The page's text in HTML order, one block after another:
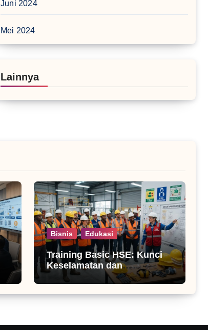
Juni 2024
Mei 2024
Lainnya
Bisnis Edukasi
Training Basic HSE: Kunci
Keselamatan dan
Produktivitas Kerja